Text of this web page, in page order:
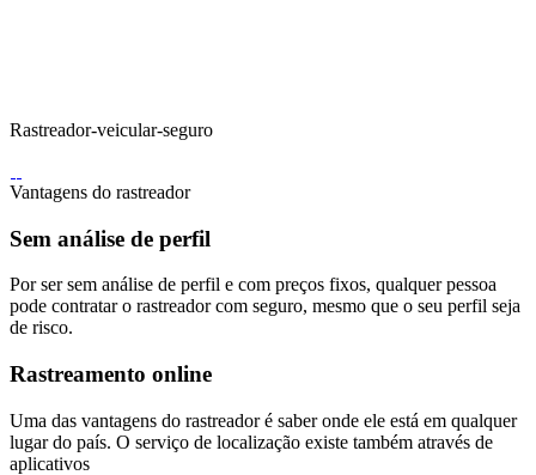
Rastreador-veicular-seguro
Vantagens do rastreador
Sem análise de perfil
Por ser sem análise de perfil e com preços fixos, qualquer pessoa
pode contratar o rastreador com seguro, mesmo que o seu perfil seja
de risco.
Rastreamento online
Uma das vantagens do rastreador é saber onde ele está em qualquer
lugar do país. O serviço de localização existe também através de
aplicativos